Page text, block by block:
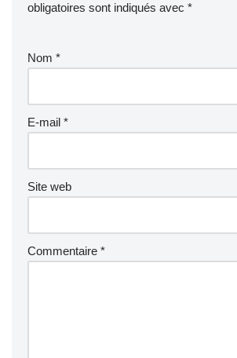
obligatoires sont indiqués avec *
Nom *
E-mail *
Site web
Commentaire *